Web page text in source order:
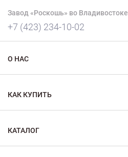
Завод «Роскошь» во Владивостоке
+7 (423) 234-10-02
О НАС
КАК КУПИТЬ
КАТАЛОГ